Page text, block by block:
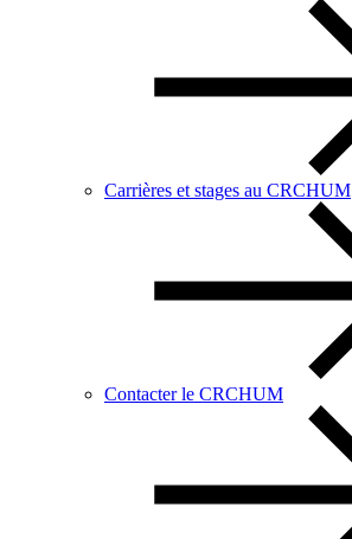
Carrières et stages au CRCHUM
Contacter le CRCHUM